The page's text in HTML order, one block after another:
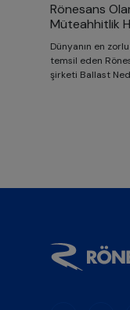
Rönesans
Müteahhitlik
Dünyanın en
temsil eden
şirketi Ballast